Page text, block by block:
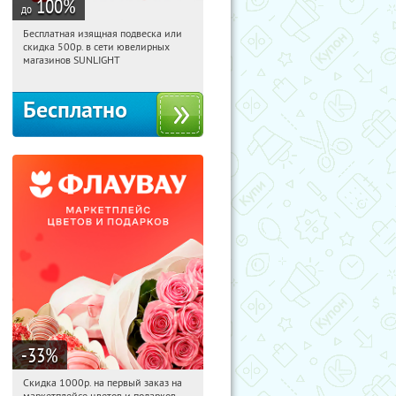
до 100%
10:47:09 Получили:
Россия
Бесплатная изящная подвеска или
скидка 500р. в сети ювелирных
магазинов SUNLIGHT
Бесплатно
-33%
10:47:09 Получили:
Скидка 1000р. на первый заказ на